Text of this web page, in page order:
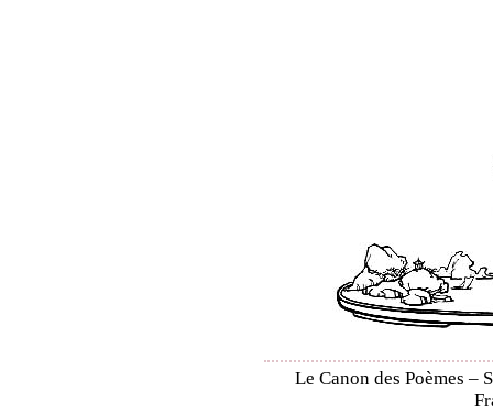
Le Canon des Poèmes